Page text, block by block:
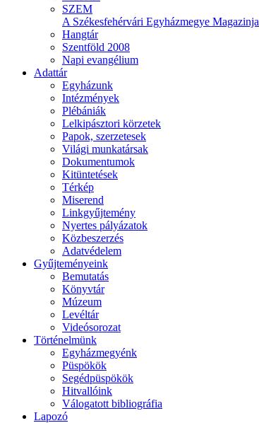
SZEM
A Székesfehérvári Egyházmegye Magazinja
Hangtár
Szentföld 2008
Napi evangélium
Adattár
Egyházunk
Intézmények
Plébániák
Lelkipásztori körzetek
Papok, szerzetesek
Világi munkatársak
Dokumentumok
Kitüntetések
Térkép
Miserend
Linkgyűjtemény
Nyertes pályázatok
Közbeszerzés
Adatvédelem
Gyűjteményeink
Bemutatás
Könyvtár
Múzeum
Levéltár
Videósorozat
Történelmünk
Egyházmegyénk
Püspökök
Segédpüspökök
Hitvallóink
Válogatott bibliográfia
Lapozó